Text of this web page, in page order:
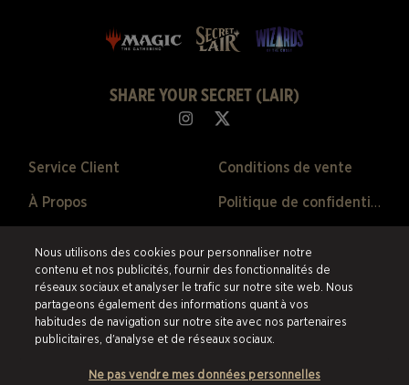
SHARE YOUR SECRET (LAIR)
Service Client
À Propos
Préférences de Cookies
Conditions de vente
Politique de confidentialité
©2026 ESW France SAS. Tous droits réservés.
Les marques citées sont la
propriété de leurs détenteurs respectifs aux États-Unis et dans les autres
pays. ESW France SAS est le revendeur et marchand agréé pour les
Nous utilisons des cookies pour personnaliser notre
contenu et nos publicités, fournir des fonctionnalités de
réseaux sociaux et analyser le trafic sur notre site web. Nous
partageons également des informations quant à vos
habitudes de navigation sur notre site avec nos partenaires
publicitaires, d'analyse et de réseaux sociaux.
Ne pas vendre mes données personnelles